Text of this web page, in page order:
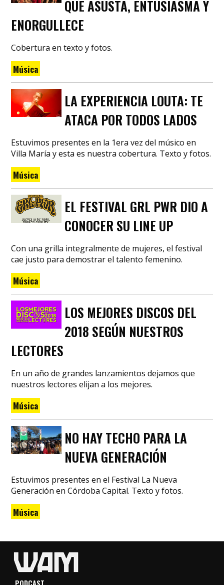
QUE ASUSTA, ENTUSIASMA Y
ENORGULLECE
Cobertura en texto y fotos.
Música
LA EXPERIENCIA LOUTA: TE
ATACA POR TODOS LADOS
Estuvimos presentes en la 1era vez del músico en
Villa María y esta es nuestra cobertura. Texto y fotos.
Música
EL FESTIVAL GRL PWR DIO A
CONOCER SU LINE UP
Con una grilla integralmente de mujeres, el festival
cae justo para demostrar el talento femenino.
Música
LOS MEJORES DISCOS DEL
2018 SEGÚN NUESTROS
LECTORES
En un año de grandes lanzamientos dejamos que
nuestros lectores elijan a los mejores.
Música
NO HAY TECHO PARA LA
NUEVA GENERACIÓN
Estuvimos presentes en el Festival La Nueva
Generación en Córdoba Capital. Texto y fotos.
Música